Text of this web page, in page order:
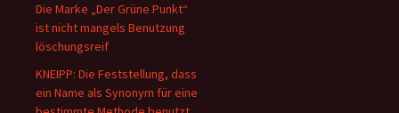
Die Marke „Der Grüne Punkt“
ist nicht mangels Benutzung
löschungsreif
KNEIPP: Die Feststellung, dass
ein Name als Synonym für eine